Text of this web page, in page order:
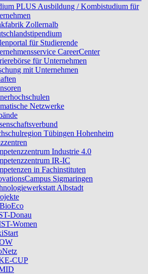
PLUS Ausbildung / Kombistudium für
Zollernalb
für Studierende
CareerCenter
für Unternehmen
mit Unternehmen
Netzwerke
Tübingen Hohenheim
Industrie 4.0
IR-IC
in Fachinstituten
Sigmaringen
Albstadt
Donau
Women
CUP